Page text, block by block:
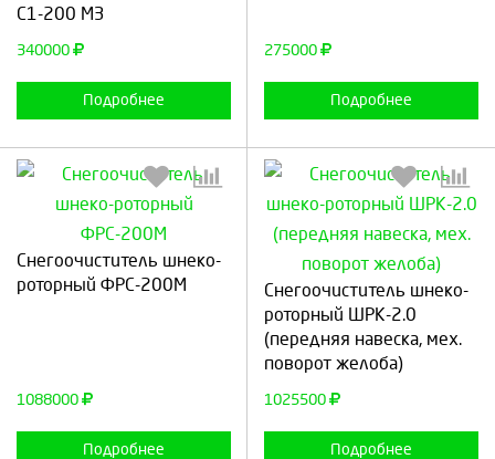
С1-200 МЗ
340000
Подробнее
Продолжить 275000
Подробнее
Продолжить
Снегоочиститель шнеко-
роторный ФРС-200М
1088000
Подробнее
Выберите количество:
Снегоочиститель шнеко-
роторный ШРК-2.0
(передняя навеска, мех.
поворот желоба)
1025500
Подробнее
Выберите количество:
Продолжить